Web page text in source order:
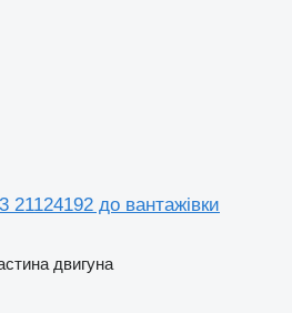
до вантажівки
двигуна